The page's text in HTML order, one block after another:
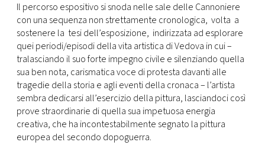
Il percorso espositivo si snoda nelle sale delle Cannoniere
con una sequenza non strettamente cronologica, volta a
sostenere la tesi dell’esposizione, indirizzata ad esplorare
quei periodi/episodi della vita artistica di Vedova in cui –
tralasciando il suo forte impegno civile e silenziando quella
sua ben nota, carismatica voce di protesta davanti alle
tragedie della storia e agli eventi della cronaca – l’artista
sembra dedicarsi all’esercizio della pittura, lasciandoci così
prove straordinarie di quella sua impetuosa energia
creativa, che ha incontestabilmente segnato la pittura
europea del secondo dopoguerra.